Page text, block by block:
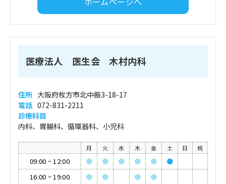
医療法人 医生会 木村内科
住所 大阪府枚方市北中振3-18-17
電話 072-831-2211
診療科目
内科、胃腸科、循環器科、小児科
月 火 水 木 金 土 日 祝
09:00 ~12:00 ● ● ● ● ●
●
16:00 ~19:00 ● ● ● ●